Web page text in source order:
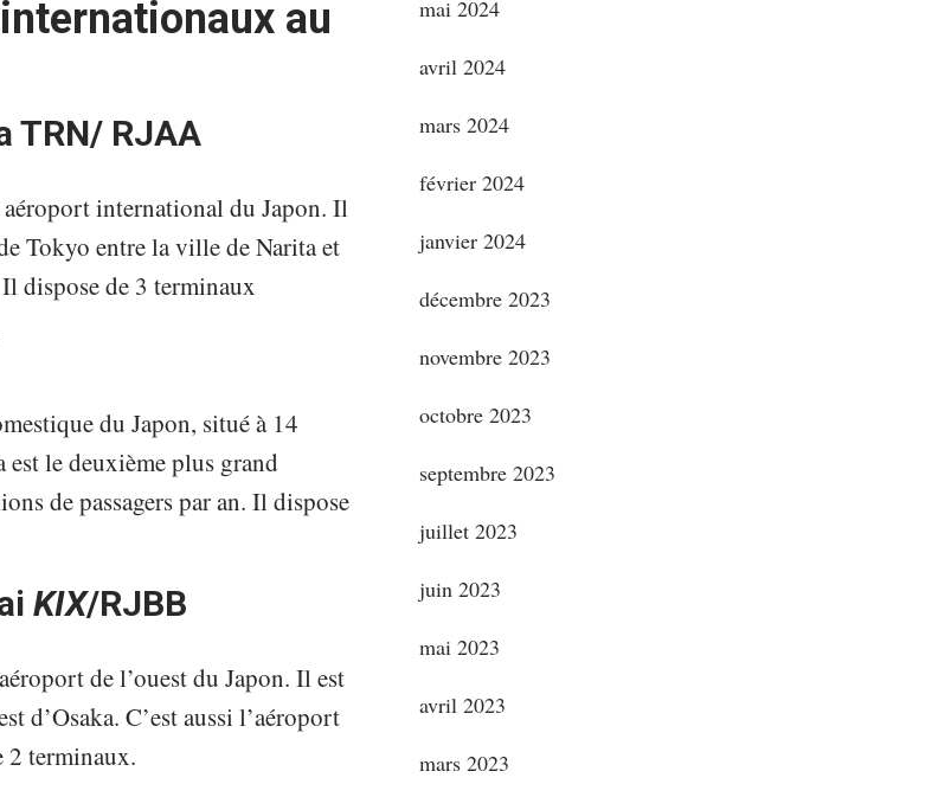
au
TRN/ RJAA
international du Japon. Il
Tokyo entre la ville de Narita et
dispose de 3 terminaux
du Japon, situé à 14
le deuxième plus grand
de passagers par an. Il dispose
KIX/RJBB
de l’ouest du Japon. Il est
d’Osaka. C’est aussi l’aéroport
2 terminaux.
mai 2024
avril 2024
mars 2024
février 2024
janvier 2024
décembre 2023
novembre 2023
octobre 2023
septembre 2023
juillet 2023
juin 2023
mai 2023
avril 2023
mars 2023